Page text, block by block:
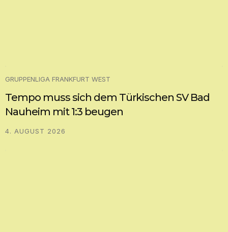
GRUPPENLIGA FRANKFURT WEST
Tempo muss sich dem Türkischen SV Bad
Nauheim mit 1:3 beugen
4. AUGUST 2026